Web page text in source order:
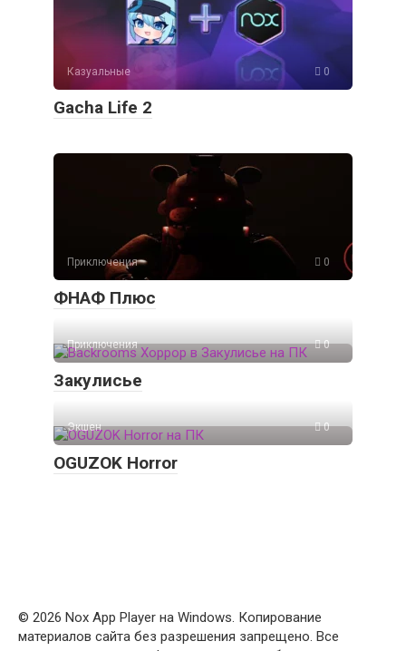
Казуальные 0
Gacha Life 2
Приключения 0
ФНАФ Плюс
Приключения 0
Закулисье
Экшен 0
OGUZOK Horror
© 2026 Nox App Player на Windows. Копирование
материалов сайта без разрешения запрещено. Все